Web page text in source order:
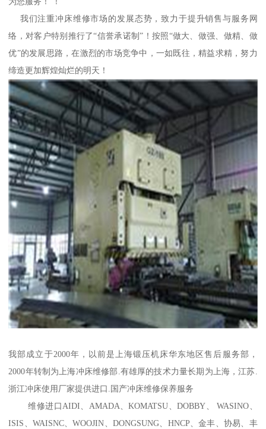
我们注重冲床维修市场的发展态势，致力于提升销售与服务网
络，对客户特别推行了“信誉承诺制”！按照“做大、做强、做精、做
优”的发展思路，在激烈的市场竞争中，一如既往，精益求精，努力
缔造更加辉煌灿烂的明天！
我部成立于2000年，以前是上海锻压机床华东地区售后服务部，
2000年转制为上海冲床维修部.有雄厚的技术力量长期为上海，江苏.
浙江冲床使用厂家提供进口.国产冲床维修保养服务
维修进口AIDI、AMADA、KOMATSU、DOBBY、 WASINO、
ISIS、WAISNC、WOOJIN、DONGSUNG、HNCP、金丰、协易、丰